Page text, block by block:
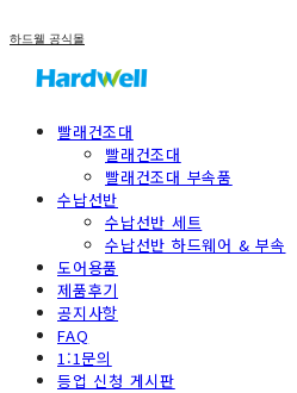
하드웰 공식몰
빨래건조대
빨래건조대
빨래건조대 부속품
수납선반
수납선반 세트
수납선반 하드웨어 & 부속
도어용품
제품후기
공지사항
FAQ
1:1문의
등업 신청 게시판